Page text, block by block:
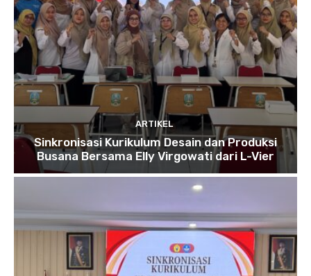
ARTIKEL
Sinkronisasi Kurikulum Desain dan Produksi
Busana Bersama Elly Virgowati dari L-Vier